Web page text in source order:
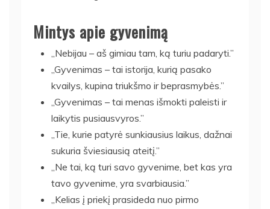
Mintys apie gyvenimą
„Nebijau – aš gimiau tam, ką turiu padaryti.”
„Gyvenimas – tai istorija, kurią pasako
kvailys, kupina triukšmo ir beprasmybės.”
„Gyvenimas – tai menas išmokti paleisti ir
laikytis pusiausvyros.”
„Tie, kurie patyrė sunkiausius laikus, dažnai
sukuria šviesiausią ateitį.”
„Ne tai, ką turi savo gyvenime, bet kas yra
tavo gyvenime, yra svarbiausia.”
„Kelias į priekį prasideda nuo pirmo